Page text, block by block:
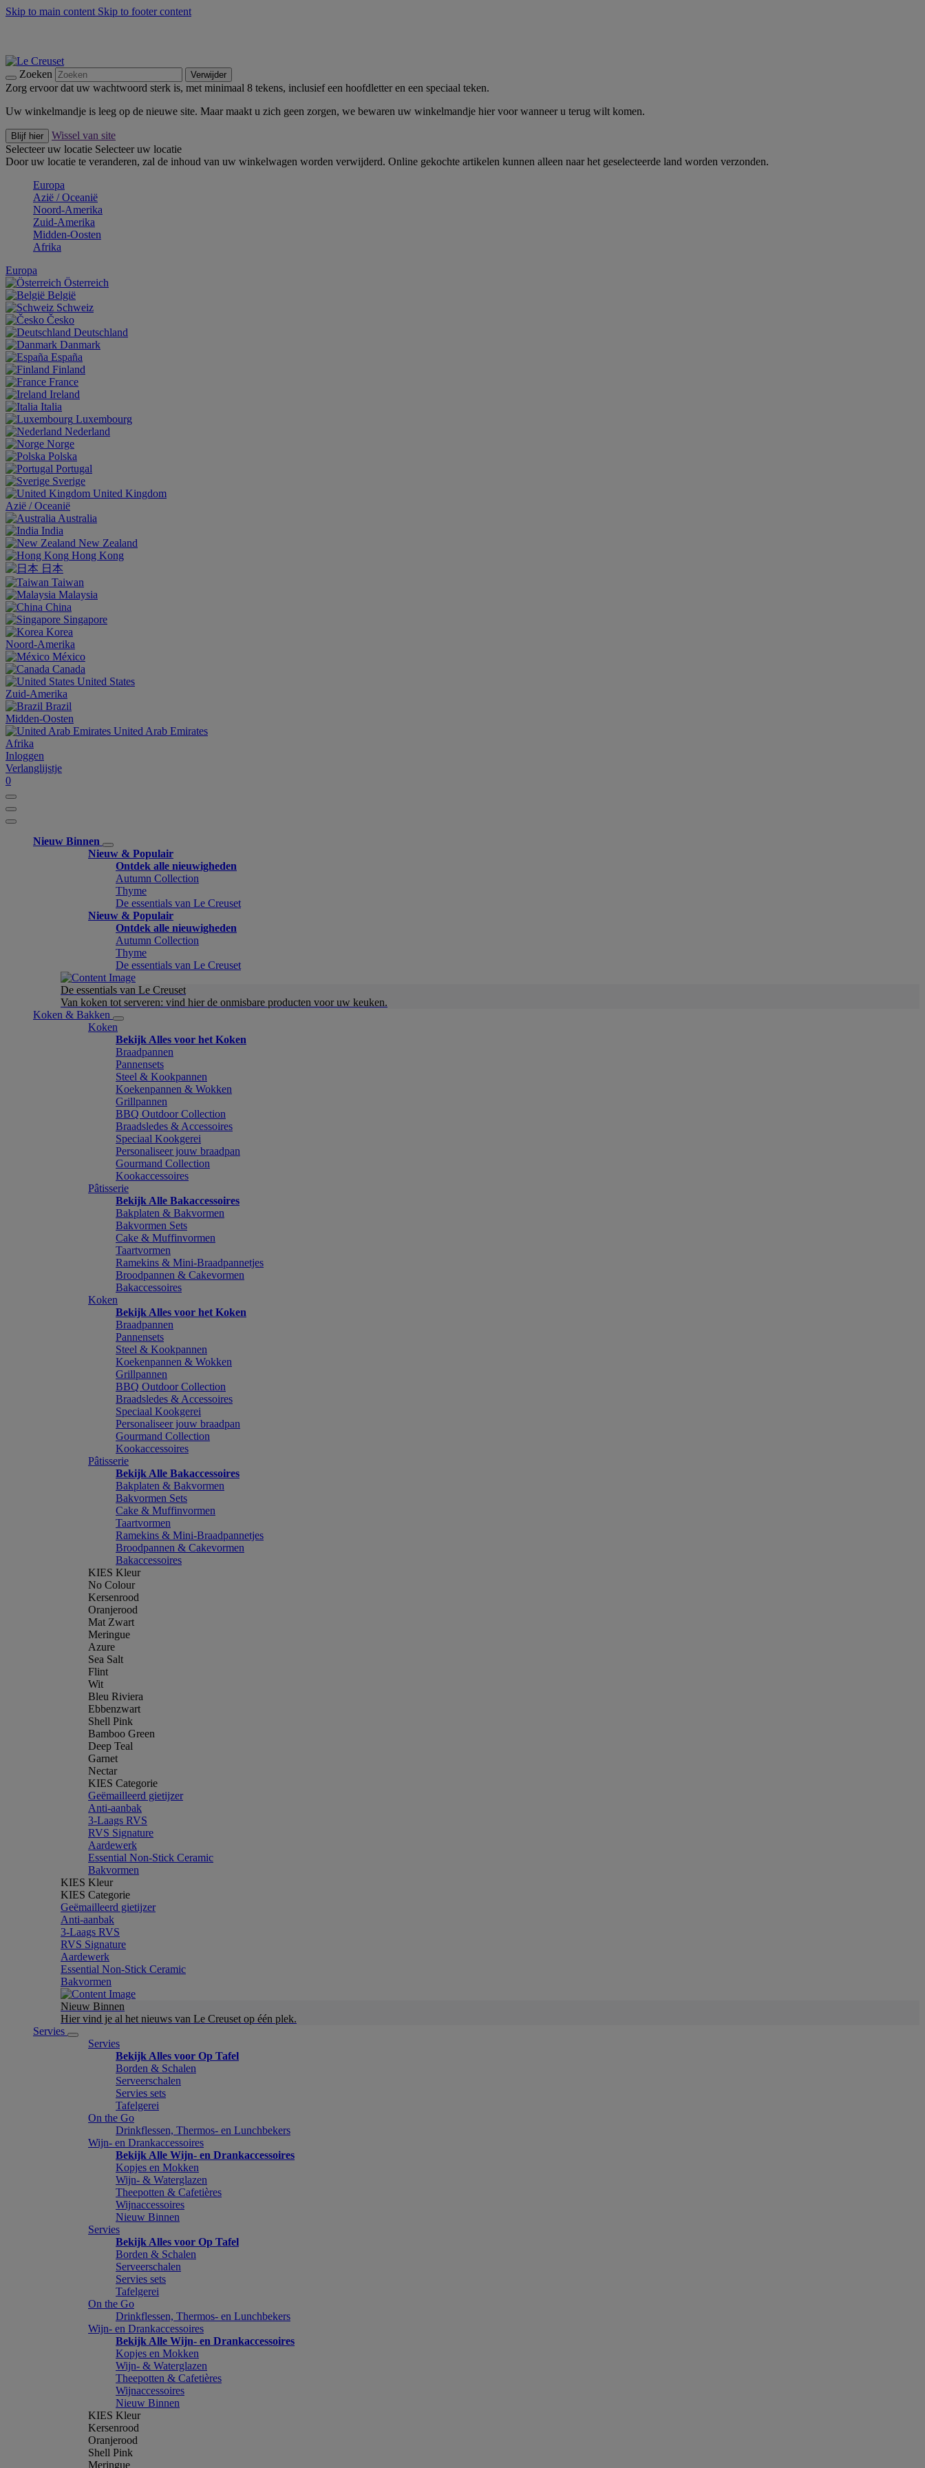
Skip to main content Skip to footer content
Zoeken Verwijder
Zorg ervoor dat uw wachtwoord sterk is, met minimaal 8 tekens, inclusief een hoofdletter en een speciaal teken.
Uw winkelmandje is leeg op de nieuwe site. Maar maakt u zich geen zorgen, we bewaren uw winkelmandje hier voor wanneer u terug wilt komen.
Blijf hier
Wissel van site
Selecteer uw locatie Selecteer uw locatie
Door uw locatie te veranderen, zal de inhoud van uw winkelwagen worden verwijderd. Online gekochte artikelen kunnen alleen naar het geselecteerde land worden verzonden.
Europa
Aziё / Oceaniё
Noord-Amerika
Zuid-Amerika
Midden-Oosten
Afrika
Europa
Österreich
België
Schweiz
Česko
Deutschland
Danmark
España
Finland
France
Ireland
Italia
Luxembourg
Nederland
Norge
Polska
Portugal
Sverige
United Kingdom
Aziё / Oceaniё
Australia
India
New Zealand
Hong Kong
日本
Taiwan
Malaysia
China
Singapore
Korea
Noord-Amerika
México
Canada
United States
Zuid-Amerika
Brazil
Midden-Oosten
United Arab Emirates
Afrika
Inloggen
Verlanglijstje
0
Nieuw Binnen
Nieuw & Populair
Ontdek alle nieuwigheden
Autumn Collection
Thyme
De essentials van Le Creuset
Nieuw & Populair
Ontdek alle nieuwigheden
Autumn Collection
Thyme
De essentials van Le Creuset
De essentials van Le Creuset
Van koken tot serveren: vind hier de onmisbare producten voor uw keuken.
Koken & Bakken
Koken
Bekijk Alles voor het Koken
Braadpannen
Pannensets
Steel & Kookpannen
Koekenpannen & Wokken
Grillpannen
BBQ Outdoor Collection
Braadsledes & Accessoires
Speciaal Kookgerei
Personaliseer jouw braadpan
Gourmand Collection
Kookaccessoires
Pâtisserie
Bekijk Alle Bakaccessoires
Bakplaten & Bakvormen
Bakvormen Sets
Cake & Muffinvormen
Taartvormen
Ramekins & Mini-Braadpannetjes
Broodpannen & Cakevormen
Bakaccessoires
Koken
Bekijk Alles voor het Koken
Braadpannen
Pannensets
Steel & Kookpannen
Koekenpannen & Wokken
Grillpannen
BBQ Outdoor Collection
Braadsledes & Accessoires
Speciaal Kookgerei
Personaliseer jouw braadpan
Gourmand Collection
Kookaccessoires
Pâtisserie
Bekijk Alle Bakaccessoires
Bakplaten & Bakvormen
Bakvormen Sets
Cake & Muffinvormen
Taartvormen
Ramekins & Mini-Braadpannetjes
Broodpannen & Cakevormen
Bakaccessoires
KIES Kleur
No Colour
Kersenrood
Oranjerood
Mat Zwart
Meringue
Azure
Sea Salt
Flint
Wit
Bleu Riviera
Ebbenzwart
Shell Pink
Bamboo Green
Deep Teal
Garnet
Nectar
KIES Categorie
Geëmailleerd gietijzer
Anti-aanbak
3-Laags RVS
RVS Signature
Aardewerk
Essential Non-Stick Ceramic
Bakvormen
KIES Kleur
KIES Categorie
Geëmailleerd gietijzer
Anti-aanbak
3-Laags RVS
RVS Signature
Aardewerk
Essential Non-Stick Ceramic
Bakvormen
Nieuw Binnen
Hier vind je al het nieuws van Le Creuset op één plek.
Servies
Servies
Bekijk Alles voor Op Tafel
Borden & Schalen
Serveerschalen
Servies sets
Tafelgerei
On the Go
Drinkflessen, Thermos- en Lunchbekers
Wijn- en Drankaccessoires
Bekijk Alle Wijn- en Drankaccessoires
Kopjes en Mokken
Wijn- & Waterglazen
Theepotten & Cafetières
Wijnaccessoires
Nieuw Binnen
Servies
Bekijk Alles voor Op Tafel
Borden & Schalen
Serveerschalen
Servies sets
Tafelgerei
On the Go
Drinkflessen, Thermos- en Lunchbekers
Wijn- en Drankaccessoires
Bekijk Alle Wijn- en Drankaccessoires
Kopjes en Mokken
Wijn- & Waterglazen
Theepotten & Cafetières
Wijnaccessoires
Nieuw Binnen
KIES Kleur
Kersenrood
Oranjerood
Shell Pink
Meringue